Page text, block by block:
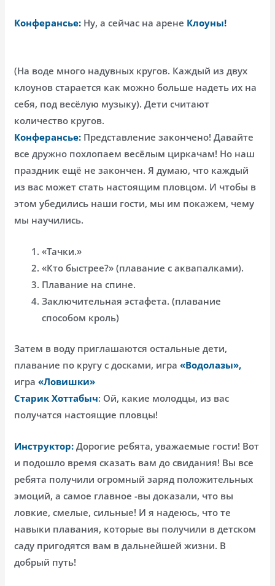
Конферансье: Ну, а сейчас на арене Клоуны!
(На воде много надувных кругов. Каждый из двух
клоунов старается как можно больше надеть их на
себя, под весёлую музыку). Дети считают
количество кругов.
Конферансье: Представление закончено! Давайте
все дружно похлопаем весёлым циркачам! Но наш
праздник ещё не закончен. Я думаю, что каждый
из вас может стать настоящим пловцом. И чтобы в
этом убедились наши гости, мы им покажем, чему
мы научились.
«Тачки.»
«Кто быстрее?» (плавание с аквапалками).
Плавание на спине.
Заключительная эстафета. (плавание
способом кроль)
Затем в воду приглашаются остальные дети,
плавание по кругу с досками, игра«Водолазы»,
игра «Ловишки»
Старик Хоттабыч: Ой, какие молодцы, из вас
получатся настоящие пловцы!
Инструктор: Дорогие ребята, уважаемые гости! Вот
и подошло время сказать вам до свидания! Вы все
ребята получили огромный заряд положительных
эмоций, а самое главное -вы доказали, что вы
ловкие, смелые, сильные! И я надеюсь, что те
навыки плавания, которые вы получили в детском
саду пригодятся вам в дальнейшей жизни. В
добрый путь!